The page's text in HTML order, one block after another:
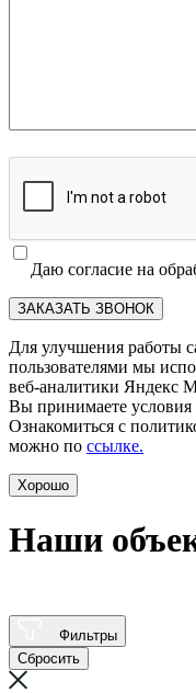
Даю согласие на
ЗАКАЗАТЬ ЗВОНОК
Для улучшения работы
пользователями мы
веб-аналитики Яндекс
Вы принимаете условия
Ознакомиться с
можно по ссылке.
Хорошо
Наши
Фильтры